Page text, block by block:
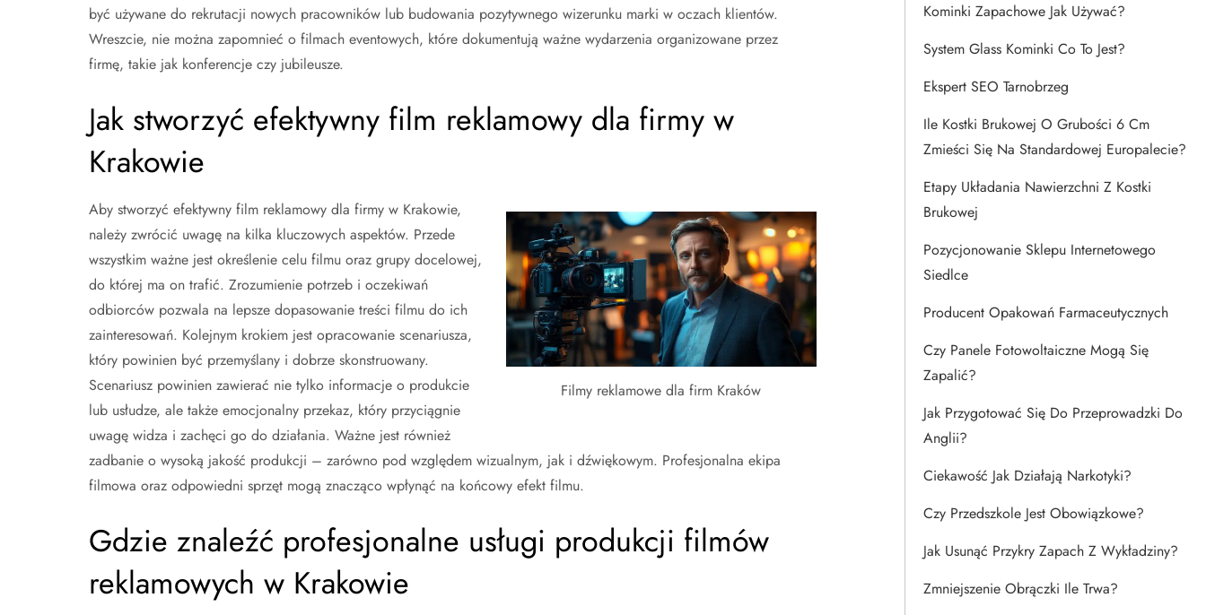
być używane do rekrutacji nowych pracowników lub budowania pozytywnego wizerunku marki w oczach klientów.
Wreszcie, nie można zapomnieć o filmach eventowych, które dokumentują ważne wydarzenia organizowane przez
firmę, takie jak konferencje czy jubileusze.
Jak stworzyć efektywny film reklamowy dla firmy w
Krakowie
Filmy reklamowe dla firm Kraków
Aby stworzyć efektywny film reklamowy dla firmy w Krakowie,
należy zwrócić uwagę na kilka kluczowych aspektów. Przede
wszystkim ważne jest określenie celu filmu oraz grupy docelowej,
do której ma on trafić. Zrozumienie potrzeb i oczekiwań
odbiorców pozwala na lepsze dopasowanie treści filmu do ich
zainteresowań. Kolejnym krokiem jest opracowanie scenariusza,
który powinien być przemyślany i dobrze skonstruowany.
Scenariusz powinien zawierać nie tylko informacje o produkcie
lub usłudze, ale także emocjonalny przekaz, który przyciągnie
uwagę widza i zachęci go do działania. Ważne jest również
zadbanie o wysoką jakość produkcji – zarówno pod względem wizualnym, jak i dźwiękowym. Profesjonalna ekipa
filmowa oraz odpowiedni sprzęt mogą znacząco wpłynąć na końcowy efekt filmu.
Gdzie znaleźć profesjonalne usługi produkcji filmów
reklamowych w Krakowie
Kominki Zapachowe Jak Używać?
System Glass Kominki Co To Jest?
Ekspert SEO Tarnobrzeg
Ile Kostki Brukowej O Grubości 6 Cm
Zmieści Się Na Standardowej Europalecie?
Etapy Układania Nawierzchni Z Kostki
Brukowej
Pozycjonowanie Sklepu Internetowego
Siedlce
Producent Opakowań Farmaceutycznych
Czy Panele Fotowoltaiczne Mogą Się
Zapalić?
Jak Przygotować Się Do Przeprowadzki Do
Anglii?
Ciekawość Jak Działają Narkotyki?
Czy Przedszkole Jest Obowiązkowe?
Jak Usunąć Przykry Zapach Z Wykładziny?
Zmniejszenie Obrączki Ile Trwa?